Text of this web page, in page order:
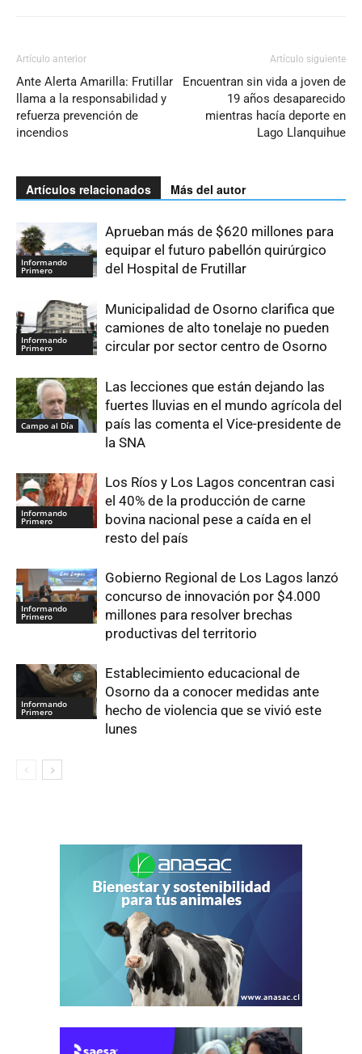
Artículo anterior
Ante Alerta Amarilla: Frutillar
llama a la responsabilidad y
refuerza prevención de
incendios
Artículo siguiente
Encuentran sin vida a joven de
19 años desaparecido
mientras hacía deporte en
Lago Llanquihue
Artículos relacionados Más del autor
Informando
Primero
Aprueban más de $620 millones para
equipar el futuro pabellón quirúrgico
del Hospital de Frutillar
Informando
Primero
Municipalidad de Osorno clarifica que
camiones de alto tonelaje no pueden
circular por sector centro de Osorno
Campo al Día
Las lecciones que están dejando las
fuertes lluvias en el mundo agrícola del
país las comenta el Vice-presidente de
la SNA
Informando
Primero
Los Ríos y Los Lagos concentran casi
el 40% de la producción de carne
bovina nacional pese a caída en el
resto del país
Informando
Primero
Gobierno Regional de Los Lagos lanzó
concurso de innovación por $4.000
millones para resolver brechas
productivas del territorio
Informando
Primero
Establecimiento educacional de
Osorno da a conocer medidas ante
hecho de violencia que se vivió este
lunes